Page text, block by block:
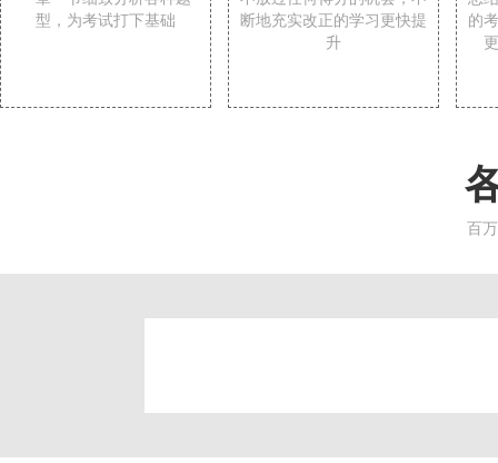
型，为考试打下基础
断地充实改正的学习更快提
升
的
百